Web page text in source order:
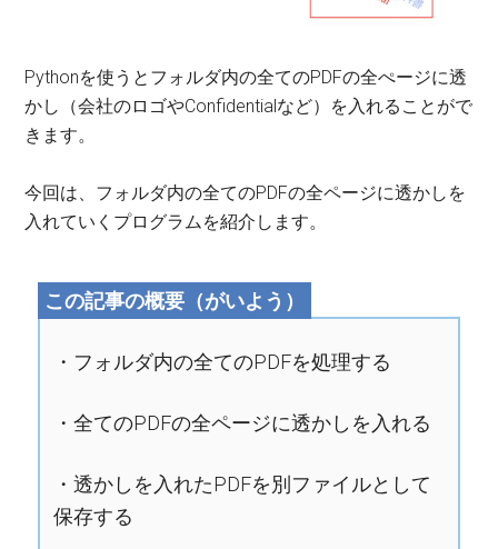
Pythonを使うとフォルダ内の全てのPDFの全ぺージに透
かし（会社のロゴやConfidentialなど）を入れることがで
きます。
今回は、フォルダ内の全てのPDFの全ページに透かしを
入れていくプログラムを紹介します。
・フォルダ内の全てのPDFを処理する
・全てのPDFの全ページに透かしを入れる
・透かしを入れたPDFを別ファイルとして
保存する